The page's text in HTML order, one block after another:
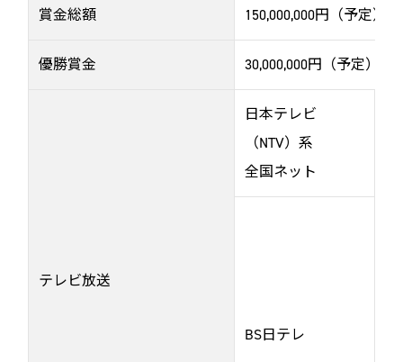
賞金総額 150,000,000円（予定）
優勝賞金 30,000,000円（予定）
テレビ放送
日本テレビ
（NTV）系
全国ネット
BS日テレ